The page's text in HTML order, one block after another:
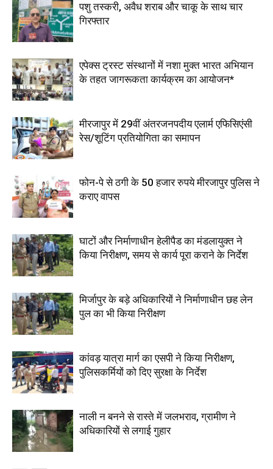
पशु तस्करी, अवैध शराब और चाकू के साथ चार
गिरफ्तार
एपेक्स ट्रस्ट संस्थानों में नशा मुक्त भारत अभियान
के तहत जागरूकता कार्यक्रम का आयोजन*
मीरजापुर में 29वीं अंतरजनपदीय एलार्म एफिसिएंसी
रेस/शूटिंग प्रतियोगिता का समापन
फोन-पे से ठगी के 50 हजार रुपये मीरजापुर पुलिस ने
कराए वापस
घाटों और निर्माणाधीन हेलीपैड का मंडलायुक्त ने
किया निरीक्षण, समय से कार्य पूरा कराने के निर्देश
मिर्जापुर के बड़े अधिकारियों ने निर्माणाधीन छह लेन
पुल का भी किया निरीक्षण
कांवड़ यात्रा मार्ग का एसपी ने किया निरीक्षण,
पुलिसकर्मियों को दिए सुरक्षा के निर्देश
नाली न बनने से रास्ते में जलभराव, ग्रामीण ने
अधिकारियों से लगाई गुहार